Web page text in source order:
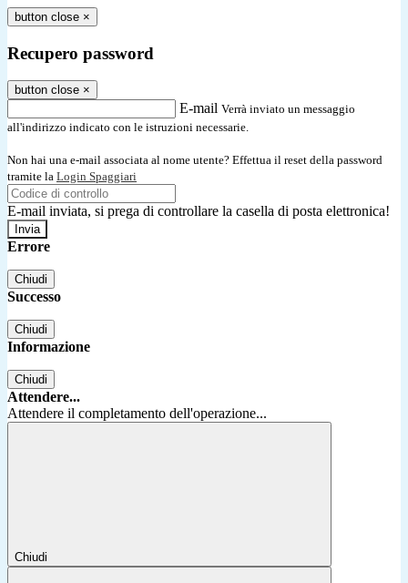
button close ×
Recupero password
button close ×
E-mail Verrà inviato un messaggio
all'indirizzo indicato con le istruzioni necessarie.
Non hai una e-mail associata al nome utente? Effettua il reset della password
tramite la Login Spaggiari
E-mail inviata, si prega di controllare la casella di posta elettronica!
Errore
Chiudi
Successo
Chiudi
Informazione
Chiudi
Attendere...
Attendere il completamento dell'operazione...
Chiudi